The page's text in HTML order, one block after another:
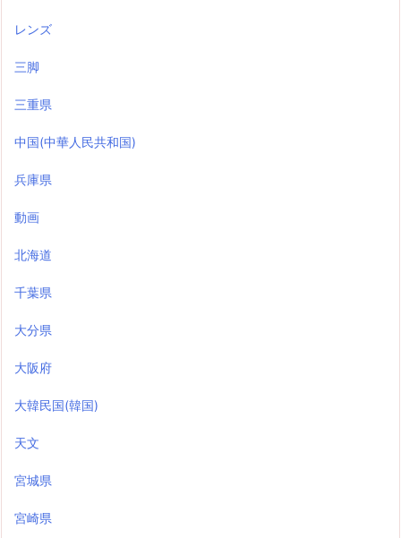
レンズ
三脚
三重県
中国(中華人民共和国)
兵庫県
動画
北海道
千葉県
大分県
大阪府
大韓民国(韓国)
天文
宮城県
宮崎県